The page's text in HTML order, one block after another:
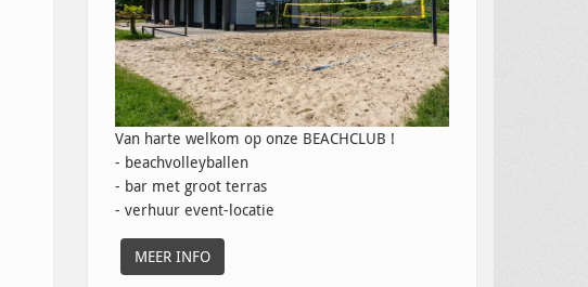
Van harte welkom op onze BEACHCLUB !
- beachvolleyballen
- bar met groot terras
- verhuur event-locatie
MEER INFO